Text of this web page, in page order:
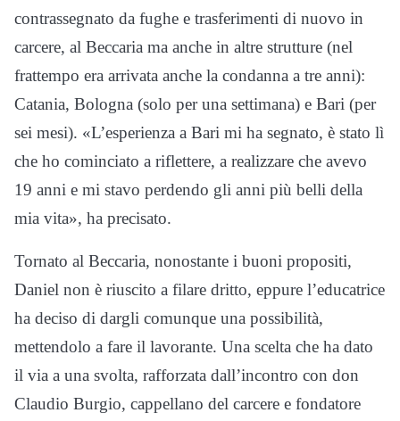
contrassegnato da fughe e trasferimenti di nuovo in
carcere, al Beccaria ma anche in altre strutture (nel
frattempo era arrivata anche la condanna a tre anni):
Catania, Bologna (solo per una settimana) e Bari (per
sei mesi). «L’esperienza a Bari mi ha segnato, è stato lì
che ho cominciato a riflettere, a realizzare che avevo
19 anni e mi stavo perdendo gli anni più belli della
mia vita», ha precisato.
Tornato al Beccaria, nonostante i buoni propositi,
Daniel non è riuscito a filare dritto, eppure l’educatrice
ha deciso di dargli comunque una possibilità,
mettendolo a fare il lavorante. Una scelta che ha dato
il via a una svolta, rafforzata dall’incontro con don
Claudio Burgio, cappellano del carcere e fondatore